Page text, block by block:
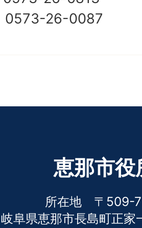
0573-26-0087
恵那市役
所在地 〒509-
岐阜県恵那市長島町正家